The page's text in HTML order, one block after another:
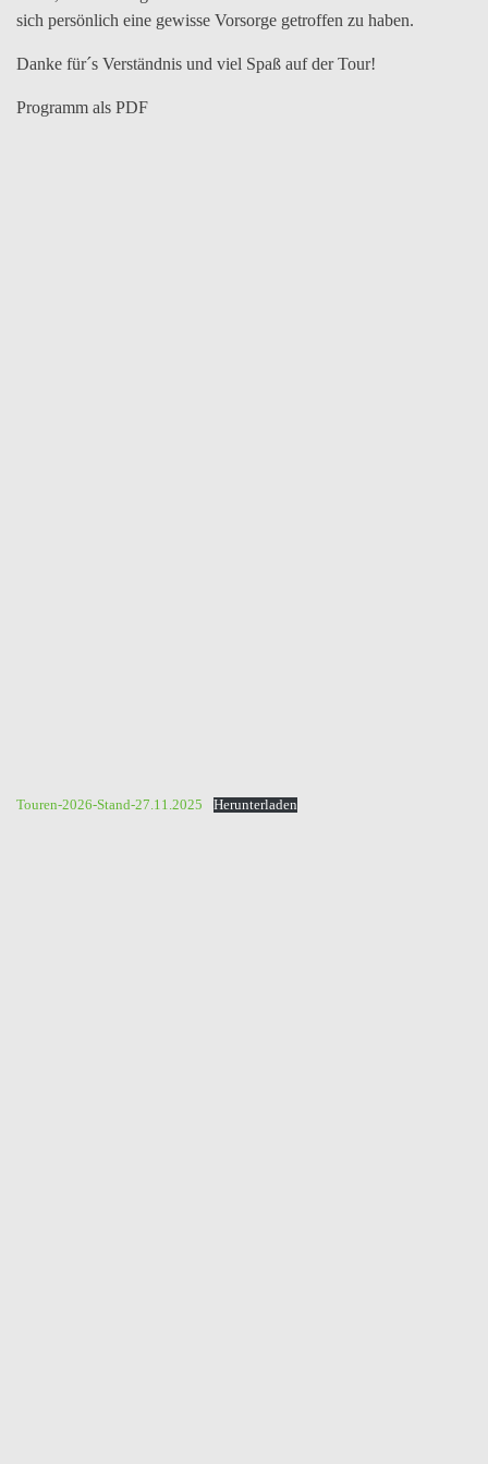
sich persönlich eine gewisse Vorsorge getroffen zu haben.
Danke für´s Verständnis und viel Spaß auf der Tour!
Programm als PDF
Touren-2026-Stand-27.11.2025 Herunterladen